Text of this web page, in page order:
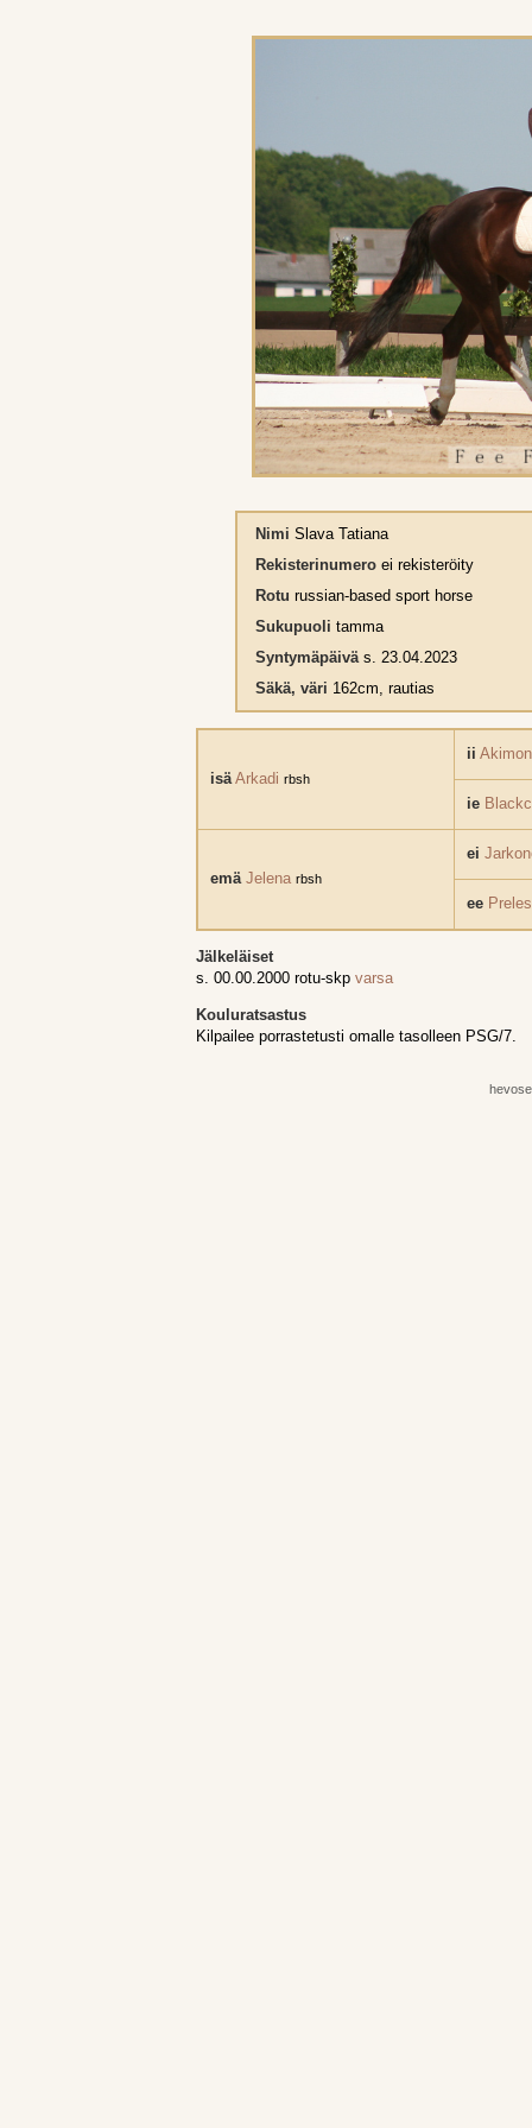
Nimi Slava Tatiana
Rekisterinumeroei rekisteröity
Rotu russian-based sport horse
Sukupuoli tamma
Syntymäpäiväs. 23.04.2023
Säkä, väri 162cm, rautias
isä Arkadi rbsh
ii
ie
emä Jelena rbsh
ei
ee
Jälkeläiset
s. 00.00.2000 rotu-skp varsa
Kouluratsastus
Kilpailee porrastetusti omalle tasolleen PSG/7.